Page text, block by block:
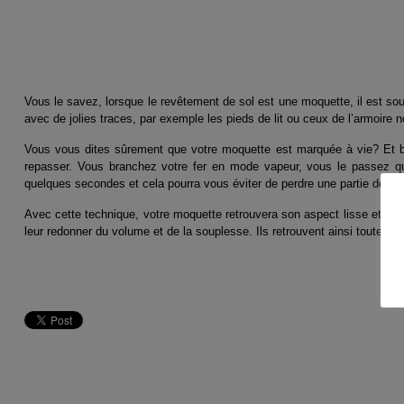
Vous le savez, lorsque le revêtement de sol est une moquette, il est
avec de jolies traces, par exemple les pieds de lit ou ceux de l’armoire
Vous vous dites sûrement que votre moquette est marquée à vie?
repasser. Vous branchez votre fer en mode vapeur, vous le
quelques secondes et cela pourra vous éviter de perdre une partie de
Avec cette technique, votre moquette retrouvera son aspect lisse et
leur redonner du volume et de la souplesse. Ils retrouvent ainsi toute